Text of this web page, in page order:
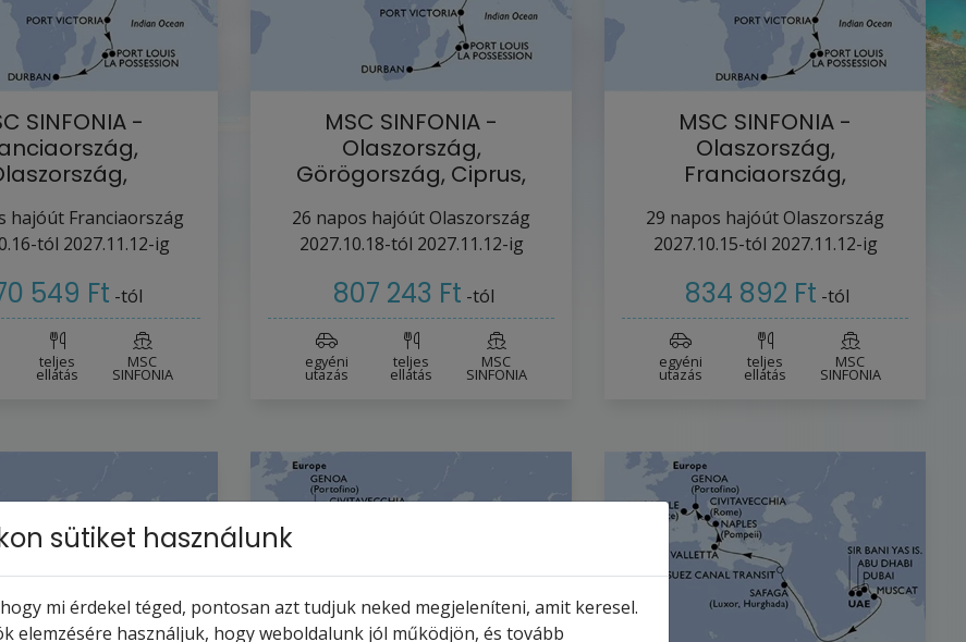
SINFONIA -
hajóút Franciaország
tól 2027.11.12-ig
549 Ft -tól
teljes
ellátás
MSC
SINFONIA
MSC SINFONIA -
Olaszország,
Görögország, Ciprus,
szigetek,…
26 napos hajóútOlaszország
2027.10.18-tól 2027.11.12-ig
807 243 Ft -tól
egyéni
utazás
teljes
ellátás
MSC
SINFONIA
MSC SINFONIA -
Olaszország,
Franciaország,
Egyiptom,…
29 napos hajóútOlaszország
2027.10.15-tól 2027.11.12-ig
834 892 Ft -tól
egyéni
utazás
teljes
ellátás
MSC
SINFONIA
sütiket használunk
mi érdekel téged, pontosan azt tudjuk neked megjeleníteni, amit keresel.
elemzésére használjuk, hogy weboldalunk jól működjön, és tovább